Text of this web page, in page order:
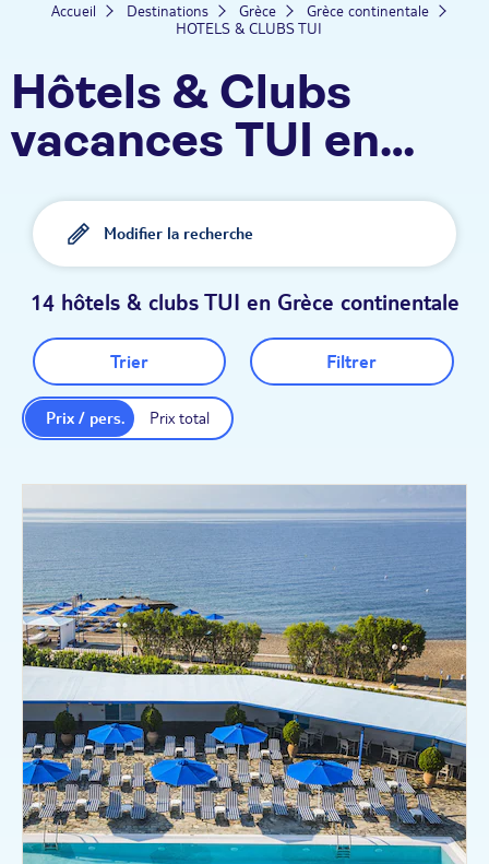
Accueil Destinations Grèce
Grèce continentale
HOTELS & CLUBS TUI
Hôtels & Clubs
vacances TUI en
Grèce continentale
Modifier la recherche
14 hôtels & clubs TUI en Grèce continentale
Trier Filtrer
Prix total
Prix / pers.